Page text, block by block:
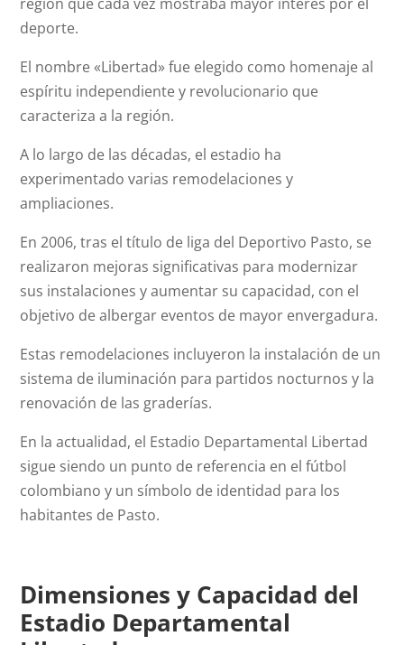
región que cada vez mostraba mayor interés por el
deporte.
El nombre «Libertad» fue elegido como homenaje al
espíritu independiente y revolucionario que
caracteriza a la región.
A lo largo de las décadas, el estadio ha
experimentado varias remodelaciones y
ampliaciones.
En 2006, tras el título de liga del Deportivo Pasto, se
realizaron mejoras significativas para modernizar
sus instalaciones y aumentar su capacidad, con el
objetivo de albergar eventos de mayor envergadura.
Estas remodelaciones incluyeron la instalación de un
sistema de iluminación para partidos nocturnos y la
renovación de las graderías.
En la actualidad, el Estadio Departamental Libertad
sigue siendo un punto de referencia en el fútbol
colombiano y un símbolo de identidad para los
habitantes de Pasto.
Dimensiones y Capacidad del
Estadio Departamental